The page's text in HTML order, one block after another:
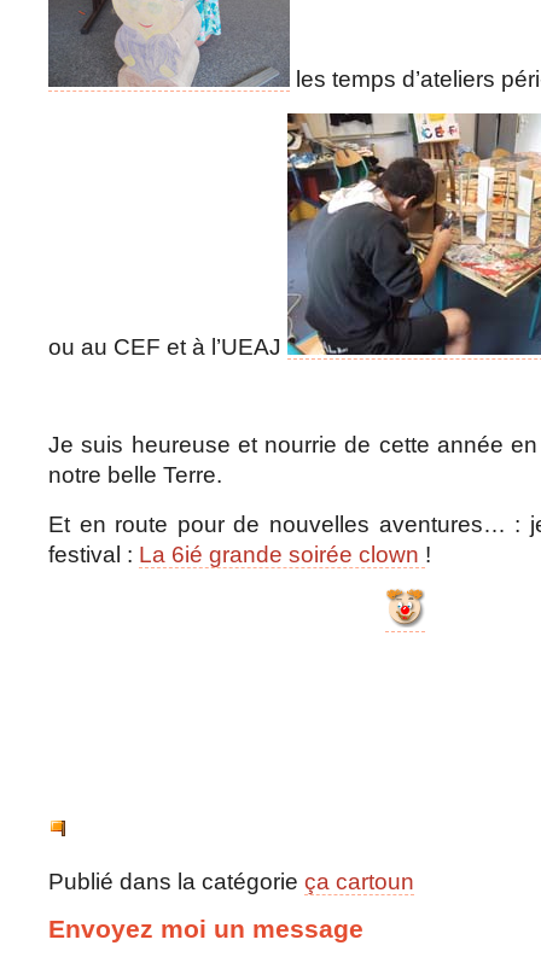
les temps d’ateliers
ou au CEF et à l’UEAJ
Je suis heureuse et nourrie de cette année
notre belle Terre.
Et en route pour de nouvelles aventures… :
festival : La 6ié grande soirée clown !
Publié dans la catégorie ça cartoun
Envoyez moi un message